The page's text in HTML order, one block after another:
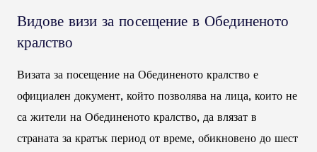
Видове визи за посещение в Обединеното
кралство
Визата за посещение на Обединеното кралство е
официален документ, който позволява на лица, които не
са жители на Обединеното кралство, да влязат в
страната за кратък период от време, обикновено до шест